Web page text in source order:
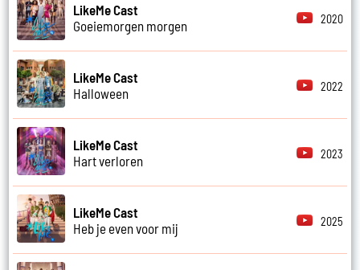
LikeMe Cast
Goeiemorgen morgen
2020
LikeMe Cast
Halloween
2022
LikeMe Cast
Hart verloren
2023
LikeMe Cast
Heb je even voor mij
2025